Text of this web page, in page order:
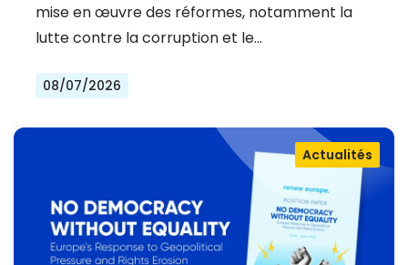
mise en œuvre des réformes, notamment la
lutte contre la corruption et le…
08/07/2026
Actualités